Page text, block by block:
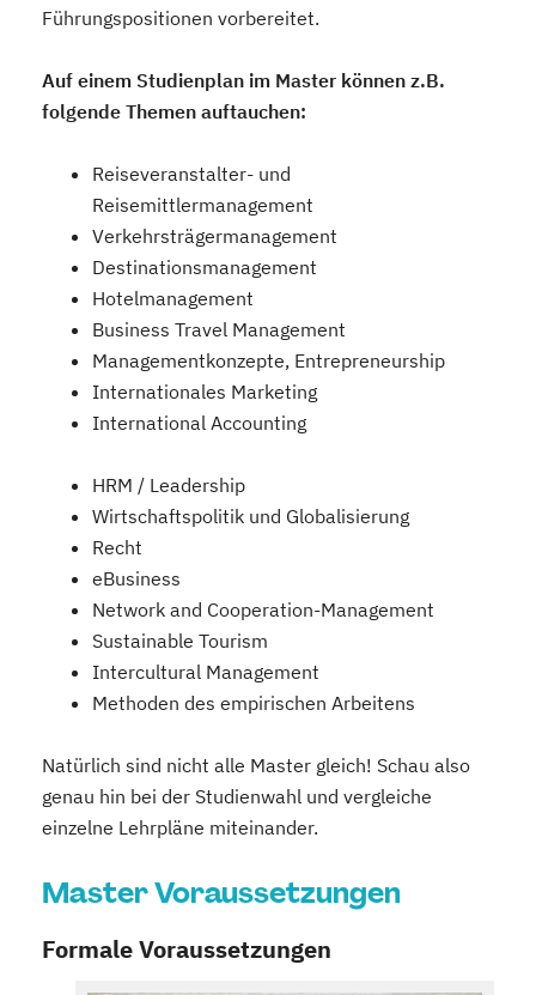
Führungspositionen vorbereitet.
Auf einem Studienplan im Master können z.B.
folgende Themen auftauchen:
Reiseveranstalter- und
Reisemittlermanagement
Verkehrsträgermanagement
Destinationsmanagement
Hotelmanagement
Business Travel Management
Managementkonzepte, Entrepreneurship
Internationales Marketing
International Accounting
HRM / Leadership
Wirtschaftspolitik und Globalisierung
Recht
eBusiness
Network and Cooperation-Management
Sustainable Tourism
Intercultural Management
Methoden des empirischen Arbeitens
Natürlich sind nicht alle Master gleich! Schau also
genau hin bei der Studienwahl und vergleiche
einzelne Lehrpläne miteinander.
Master Voraussetzungen
Formale Voraussetzungen